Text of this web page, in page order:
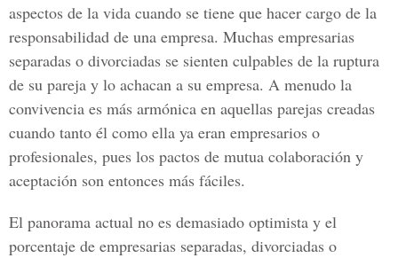
aspectos de la vida cuando se tiene que hacer cargo de la
responsabilidad de una empresa. Muchas empresarias
separadas o divorciadas se sienten culpables de la ruptura
de su pareja y lo achacan a su empresa. A menudo la
convivencia es más armónica en aquellas parejas creadas
cuando tanto él como ella ya eran empresarios o
profesionales, pues los pactos de mutua colaboración y
aceptación son entonces más fáciles.
El panorama actual no es demasiado optimista y el
porcentaje de empresarias separadas, divorciadas o